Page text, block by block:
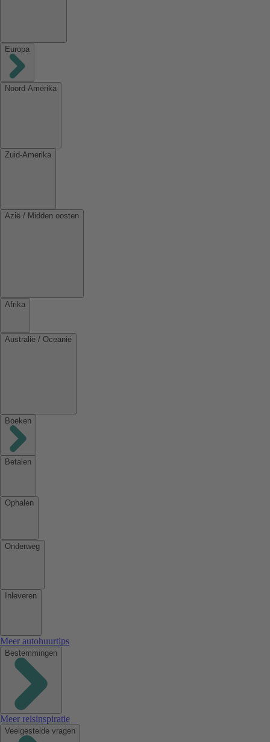
Europa
Noord-Amerika
Zuid-Amerika
Azië / Midden oosten
Afrika
Australië / Oceanië
Boeken
Betalen
Ophalen
Onderweg
Inleveren
Meer autohuurtips
Bestemmingen
Meer reisinspiratie
Veelgestelde vragen